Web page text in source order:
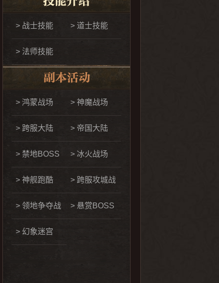
> 战士技能 > 道士技能
> 法师技能
> 鸿蒙战场 > 神魔战场
> 跨服大陆 > 帝国大陆
> 禁地BOSS > 冰火战场
> 神舰跑酷 > 跨服攻城战
> 领地争夺战 > 悬赏BOSS
> 幻象迷宫